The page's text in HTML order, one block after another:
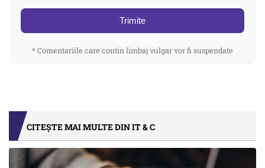
Trimite
* Comentariile care contin limbaj vulgar vor fi suspendate
CITEȘTE MAI MULTE DIN IT & C